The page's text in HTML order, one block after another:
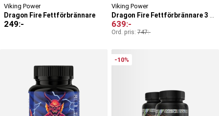
Viking Power
Dragon Fire Fettförbrännare
249:-
Viking Power
Dragon Fire Fettförbrännare 3 st
639:-
Ord. pris: 747:-
-10%